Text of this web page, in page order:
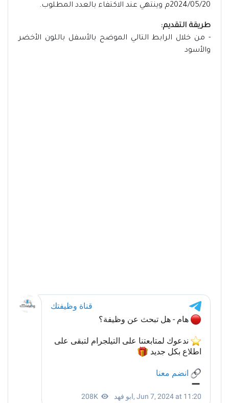
2024/05/20م وينتهي عند الاكتفاء بالعدد المطلوب.
طريقة التقديم:
- من خلال الرابط التالي الموضح بالأسفل باللون الأخضر
والأسود